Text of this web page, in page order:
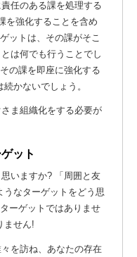
任のある課を処理する
を強化することを含め
ットは、その課がそこ
は何でも行うことでし
の課を即座に強化する
かないでしょう。
ま組織化をする必要が
ット
いますか? 「周囲と友
なターゲットをどう思
ーゲットではありませ
ません!
を訪ね、あなたの存在